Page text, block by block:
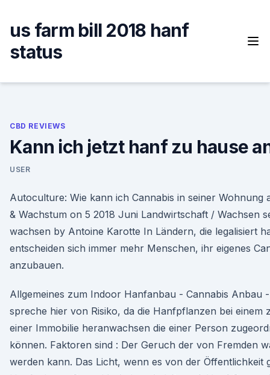
content
us farm bill 2018 hanf
status
CBD REVIEWS
Kann ich jetzt hanf zu hause
USER
Autoculture: Wie kann ich Cannabis in seiner Wohnung
& Wachstum on 5 2018 Juni Landwirtschaft / Wachsen
wachsen by Antoine Karotte In Ländern, die legalisiert
entscheiden sich immer mehr Menschen, ihr eigenes
anzubauen.
Allgemeines zum Indoor Hanfanbau - Cannabis Anbau
spreche hier von Risiko, da die Hanfpflanzen bei einem
einer Immobilie heranwachsen die einer Person
können. Faktoren sind : Der Geruch der von Fremden
werden kann. Das Licht, wenn es von der Öffentlichkeit